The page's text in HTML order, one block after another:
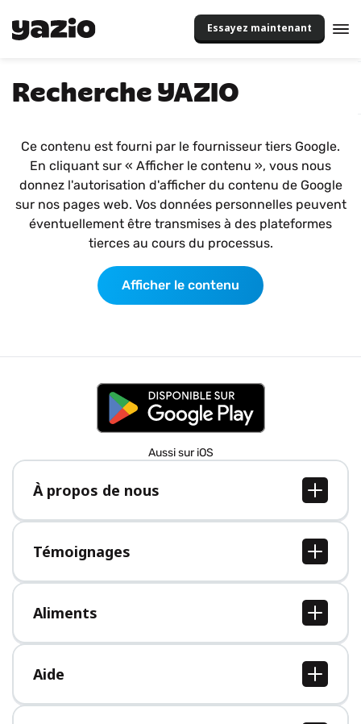
Essayez maintenant
Recherche YAZIO
Ce contenu est fourni par le fournisseur tiers Google.
En cliquant sur « Afficher le contenu », vous nous
donnez l'autorisation d'afficher du contenu de Google
sur nos pages web. Vos données personnelles peuvent
éventuellement être transmises à des plateformes
tierces au cours du processus.
Afficher le contenu
Aussi sur iOS
À propos de nous
À propos de nous
Postes
Presse
Témoignages
Tous les témoignages
Aliments
Tous les aliments
Aide
Centre d'aide